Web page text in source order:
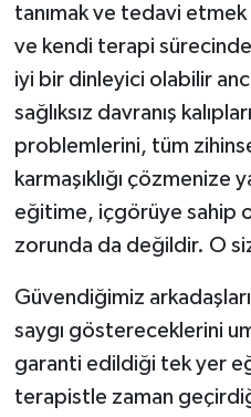
tanımak ve tedavi
ve kendi terapi
iyi bir dinleyici olabilir
sağlıksız davranış
problemlerini, tüm
karmaşıklığı çözmenize
eğitime, içgörüye sahip
zorunda da değildir. O
Güvendiğimiz
saygı göstereceklerini
garanti edildiği tek yer
terapistle zaman